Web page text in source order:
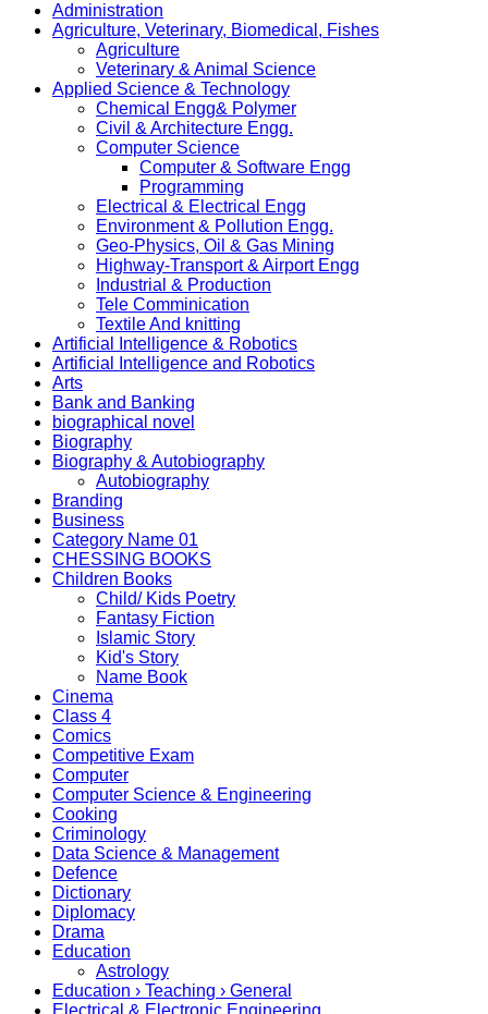
Administration
Agriculture, Veterinary, Biomedical, Fishes
Agriculture
Veterinary & Animal Science
Applied Science & Technology
Chemical Engg& Polymer
Civil & Architecture Engg.
Computer Science
Computer & Software Engg
Programming
Electrical & Electrical Engg
Environment & Pollution Engg.
Geo-Physics, Oil & Gas Mining
Highway-Transport & Airport Engg
Industrial & Production
Tele Comminication
Textile And knitting
Artificial Intelligence & Robotics
Artificial Intelligence and Robotics
Arts
Bank and Banking
biographical novel
Biography
Biography & Autobiography
Autobiography
Branding
Business
Category Name 01
CHESSING BOOKS
Children Books
Child/ Kids Poetry
Fantasy Fiction
Islamic Story
Kid's Story
Name Book
Cinema
Class 4
Comics
Competitive Exam
Computer
Computer Science & Engineering
Cooking
Criminology
Data Science & Management
Defence
Dictionary
Diplomacy
Drama
Education
Astrology
Education › Teaching › General
Electrical & Electronic Engineering